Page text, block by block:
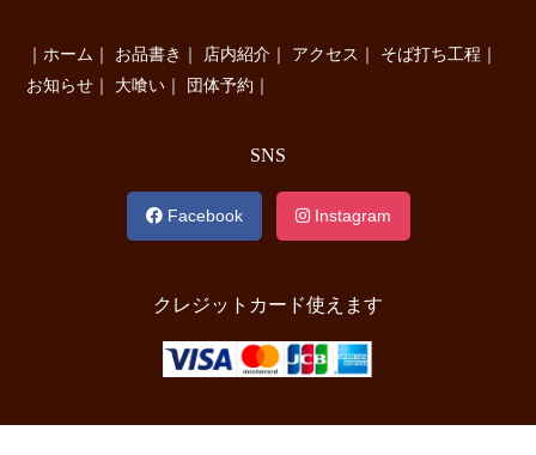
｜ ホーム ｜ お品書き ｜ 店内紹介 ｜ アクセス ｜ そば打ち工程 ｜
お知らせ ｜ 大喰い ｜ 団体予約 ｜
SNS
Facebook Instagram
クレジットカード使えます